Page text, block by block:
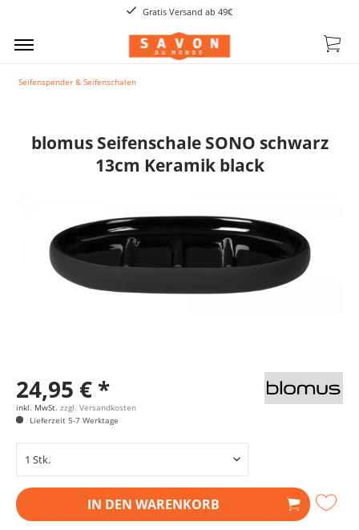
Gratis Versand ab 49€
Seifenspender & Seifenschalen
blomus Seifenschale SONO schwarz
13cm Keramik black
24,95 € *
inkl. MwSt. zzgl. Versandkosten
Lieferzeit 5-7 Werktage
IN DEN WARENKORB